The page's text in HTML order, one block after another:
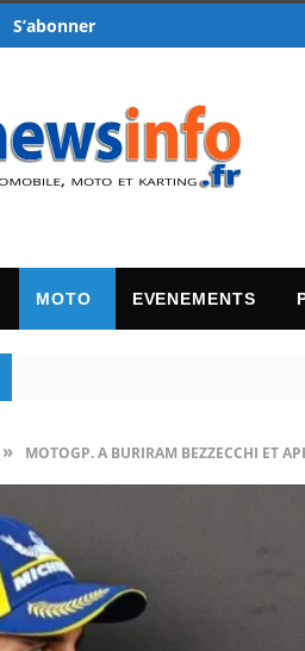
S’abonner
MOTO EVENEMENTS
» MOTOGP. A BURIRAM BEZZECCHI ET